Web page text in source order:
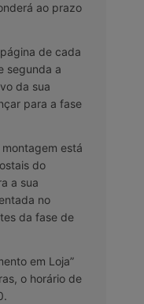
ao prazo
de cada
segunda a
da sua
para a fase
está
do
a sua
no
da fase de
em Loja”
o horário de